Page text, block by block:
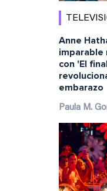
Anne
imparable
con 'El
embarazo
Paula M.